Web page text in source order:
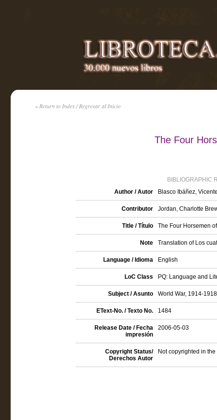
« Return to Index / Regresar al Inicio
The Four
BIBLIOGRAPHIC
Author / Autor
Blasco Ibáñez,
Contributor Jordan, Charlotte
Title / Título The Four Horsemen
Note Translation of Los
Language / Idioma English
LoC Class PQ: Language and
Subject / Asunto World War, 1914-
EText-No. / Texto No. 1484
Release Date / Fecha
impresión
2006-05-03
Copyright Status/
Derechos Autor
Not copyrighted in